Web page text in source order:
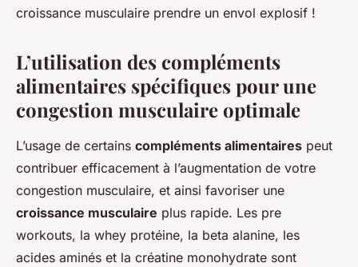
croissance musculaire prendre un envol explosif !
L’utilisation des compléments
alimentaires spécifiques pour une
congestion musculaire optimale
L’usage de certains compléments alimentaires peut
contribuer efficacement à l’augmentation de votre
congestion musculaire, et ainsi favoriser une
croissance musculaire plus rapide. Les pre
workouts, la whey protéine, la beta alanine, les
acides aminés et la créatine monohydrate sont